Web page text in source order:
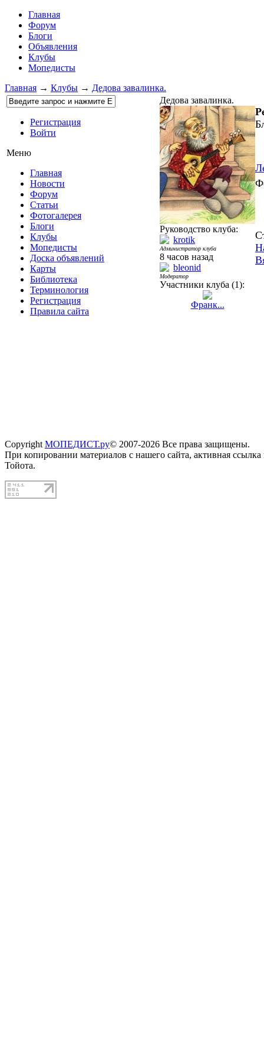
Главная
Форум
Блоги
Объявления
Клубы
Мопедисты
Главная → Клубы → Дедова завалинка.
Регистрация
Войти
Меню
Главная
Новости
Форум
Статьи
Фотогалерея
Блоги
Клубы
Мопедисты
Доска объявлений
Карты
Библиотека
Терминология
Регистрация
Правила сайта
Дедова завалинка.
Руководство клуба:
krotik
Администратор клуба
8 часов назад
bleonid
Модератор
Участники клуба (1):
Франк...
Copyright МОПЕДИСТ.ру© 2007-2026 Все права защищены.
При копировании материалов с нашего сайта, активная
Тойота.